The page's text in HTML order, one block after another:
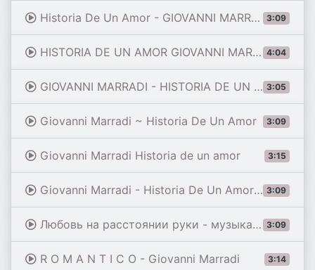
3:09
Historia De Un Amor - GIOVANNI MARRADI
4:04
HISTORIA DE UN AMOR GIOVANNI MARRADI PIANO Tutorial Music Sheet How to play EASY ИСТОРИЯ ЛЮБВИ Ноты
3:05
GIOVANNI MARRADI - HISTORIA DE UN AMOR
3:09
Giovanni Marradi ~ Historia De Un Amor
3:15
Giovanni Marradi Historia de un amor
3:09
Giovanni Marradi - Historia De Un Amor; Adolf Stademann (1824-1895)
3:09
Любовь на расстоянии руки - музыка GIOVANNI MARRADI - Historia De Un Amor
3:14
R O M A N T I C O - Giovanni Marradi